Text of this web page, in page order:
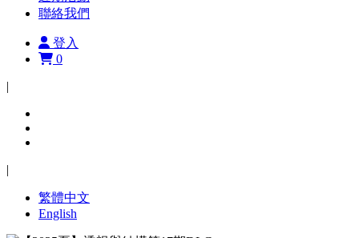
聯絡我們
登入
0
|
|
繁體中文
English